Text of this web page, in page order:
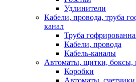
Удлинители
Кабели, провода, труба
канал
Труба
Кабели, провода
Кабель-каналы
Автоматы, щитки, боксы,
Коробки
Автоматы,